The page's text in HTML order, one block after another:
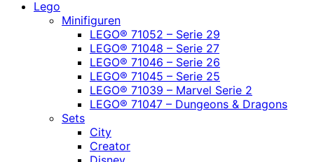
Lego
Minifiguren
LEGO® 71052 – Serie 29
LEGO® 71048 – Serie 27
LEGO® 71046 – Serie 26
LEGO® 71045 – Serie 25
LEGO® 71039 – Marvel Serie 2
LEGO® 71047 – Dungeons & Dragons
Sets
City
Creator